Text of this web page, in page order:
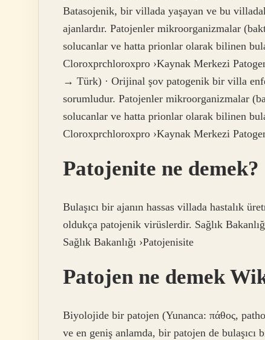
Batasojenik, bir villada yaşayan ve bu
ajanlardır. Patojenler mikroorganizmalar
solucanlar ve hatta prionlar olarak bilinen
Cloroxprchloroxpro ›Kaynak Merkezi
→ Türk) · Orijinal şov patogenik bir villa
sorumludur. Patojenler mikroorganizmalar
solucanlar ve hatta prionlar olarak bilinen
Cloroxprchloroxpro ›Kaynak Merkezi
Patojenite ne demek?
Bulaşıcı bir ajanın hassas villada hastalık
oldukça patojenik virüslerdir. Sağlık
Sağlık Bakanlığı ›Patojenisite
Patojen ne demek
Biyolojide bir patojen (Yunanca: πάθος,
ve en geniş anlamda, bir patojen de